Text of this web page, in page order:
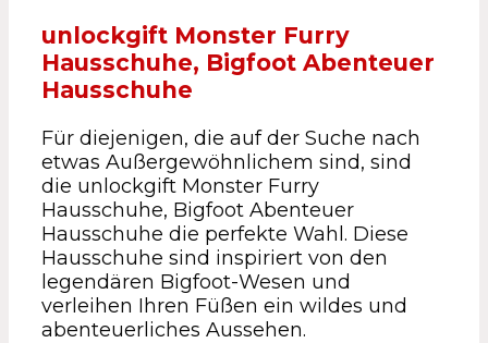
unlockgift Monster Furry
Hausschuhe, Bigfoot Abenteuer
Hausschuhe
Für diejenigen, die auf der Suche nach
etwas Außergewöhnlichem sind, sind
die unlockgift Monster Furry
Hausschuhe, Bigfoot Abenteuer
Hausschuhe die perfekte Wahl. Diese
Hausschuhe sind inspiriert von den
legendären Bigfoot-Wesen und
verleihen Ihren Füßen ein wildes und
abenteuerliches Aussehen.